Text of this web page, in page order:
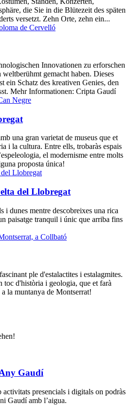
die Sie in die Blütezeit des späten
versetzt. Zehn Orte, zehn ein...
Innovationen zu erforschen
gemacht haben. Dieses
Schatz des kreativen Genies, den
Mehr Informationen: Cripta Gaudí
una gran varietat de museus que et
i la cultura. Entre ells, trobaràs espais
el modernisme entre molts
proposta única!
del Llobregat
i dunes mentre descobreixes una rica
paisatge tranquil i únic que arriba fins
ple d'estalactites i estalagmites.
toc d'història i geologia, que et farà
la muntanya de Montserrat!
Gaudí
presencials i digitals on podràs
Gaudí amb l’aigua.